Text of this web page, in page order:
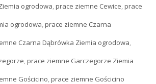
ogrodowa,prace ziemne Cewice,prace
ogrodowa,prace ziemne Czarna
Czarna Dąbrówka Ziemia ogrodowa,
,prace ziemne Garczegorze Ziemia
Gościcino,prace ziemne Gościcino